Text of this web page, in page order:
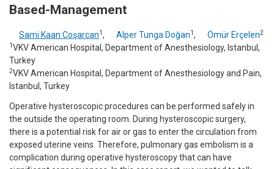
Based-Management
Sami Kaan Coşarcan1, Alper Tunga Doğan1, Ömür Erçelen2
1VKV American Hospital, Department of Anesthesiology, Istanbul,
Turkey
2VKV American Hospital, Department of Anesthesiology and Pain,
Istanbul, Turkey
Operative hysteroscopic procedures can be performed safely in
the outside the operating room. During hysteroscopic surgery,
there is a potential risk for air or gas to enter the circulation from
exposed uterine veins. Therefore, pulmonary gas embolism is a
complication during operative hysteroscopy that can have